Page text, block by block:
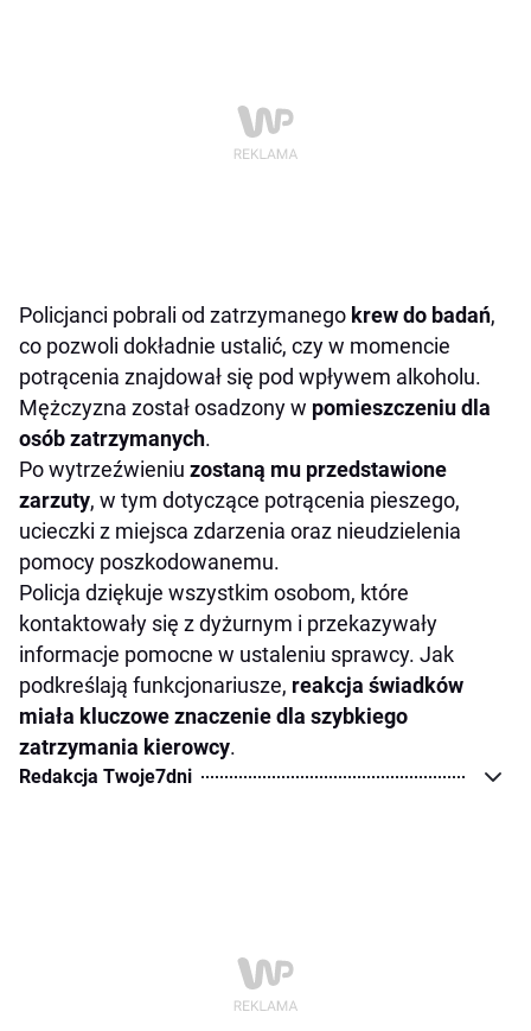
Policjanci pobrali od zatrzymanego krew do badań,
co pozwoli dokładnie ustalić, czy w momencie
potrącenia znajdował się pod wpływem alkoholu.
Mężczyzna został osadzony w pomieszczeniu dla
osób zatrzymanych.
Po wytrzeźwieniu zostaną mu przedstawione
zarzuty, w tym dotyczące potrącenia pieszego,
ucieczki z miejsca zdarzenia oraz nieudzielenia
pomocy poszkodowanemu.
Policja dziękuje wszystkim osobom, które
kontaktowały się z dyżurnym i przekazywały
informacje pomocne w ustaleniu sprawcy. Jak
podkreślają funkcjonariusze, reakcja świadków
miała kluczowe znaczenie dla szybkiego
zatrzymania kierowcy.
Redakcja Twoje7dni